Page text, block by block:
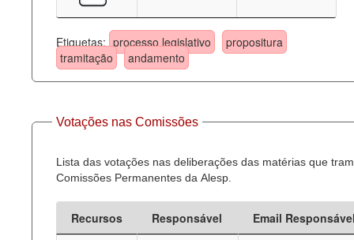
Etiquetas: processo legislativo
propositura
tramitação
andamento
Votações nas Comissões
Lista das votações nas deliberações das matérias que
Comissões Permanentes da Alesp.
Recursos Responsável
Email